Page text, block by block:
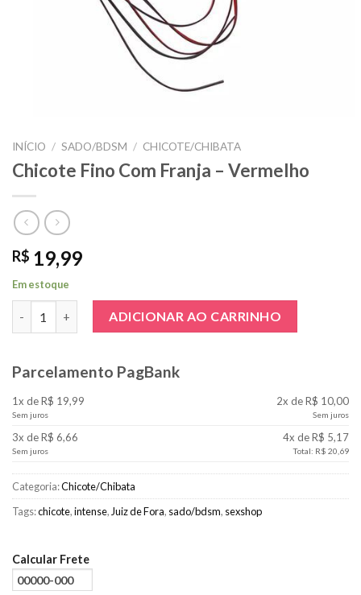
INÍCIO / SADO/BDSM / CHICOTE/CHIBATA
Chicote Fino Com Franja – Vermelho
R$ 19,99
Em estoque
Chicote Fino Com Franja - Vermelho quantidade
ADICIONAR AO CARRINHO
Parcelamento PagBank
1x de R$ 19,99
Sem juros
2x de R$ 10,00
Sem juros
3x de R$ 6,66
Sem juros
4x de R$ 5,17
Total: R$ 20,69
Categoria:Chicote/Chibata
Tags:chicote,intense,Juiz de Fora, sado/bdsm, sexshop
Calcular Frete